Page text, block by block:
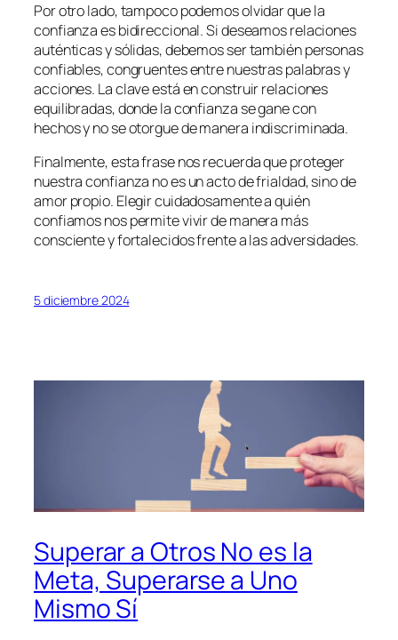
Por otro lado, tampoco podemos olvidar que la
confianza es bidireccional. Si deseamos relaciones
auténticas y sólidas, debemos ser también personas
confiables, congruentes entre nuestras palabras y
acciones. La clave está en construir relaciones
equilibradas, donde la confianza se gane con
hechos y no se otorgue de manera indiscriminada.
Finalmente, esta frase nos recuerda que proteger
nuestra confianza no es un acto de frialdad, sino de
amor propio. Elegir cuidadosamente a quién
confiamos nos permite vivir de manera más
consciente y fortalecidos frente a las adversidades.
5 diciembre 2024
Superar a Otros No es la
Meta, Superarse a Uno
Mismo Sí